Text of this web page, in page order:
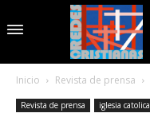
Inicio Revista de prensa
Revista de prensa iglesia catolica